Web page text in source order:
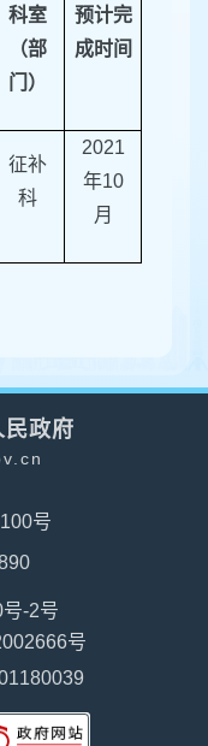
科室
（部
门）
预计完
成时间
征补
科
2021
年10
月
民政府
号
-2号
号